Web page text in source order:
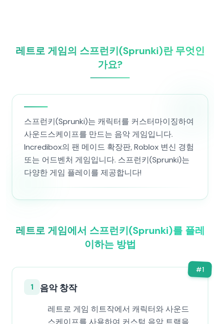
레트로 게임의 스프런키(Sprunki)란 무엇인
가요?
스프런키(Sprunki)는 캐릭터를 커스터마이징하여
사운드스케이프를 만드는 음악 게임입니다.
Incredibox의 팬 메이드 확장판, Roblox 변신 경험
또는 어드벤처 게임입니다. 스프런키(Sprunki)는
다양한 게임 플레이를 제공합니다!
레트로 게임에서 스프런키(Sprunki)를 플레
이하는 방법
#1
1 음악 창작
레트로 게임 히트작에서 캐릭터와 사운드
스케이프를 사용하여 커스텀 음악 트랙을